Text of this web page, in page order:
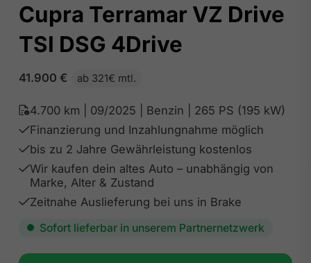
Cupra Terramar VZ Drive
TSI DSG 4Drive
41.900 € ab 321€ mtl.
4.700 km | 09/2025 | Benzin | 265 PS (195 kW)
Finanzierung und Inzahlungnahme möglich
bis zu 2 Jahre Gewährleistung kostenlos
Wir kaufen dein altes Auto – unabhängig von
Marke, Alter & Zustand
Zeitnahe Auslieferung bei uns in Brake
Sofort lieferbar in unserem Partnernetzwerk